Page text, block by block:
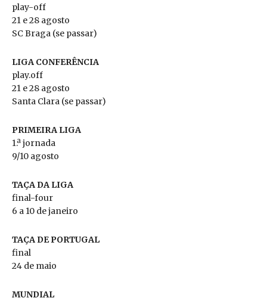
play-off
21 e 28 agosto
SC Braga (se passar)
LIGA CONFERÊNCIA
play.off
21 e 28 agosto
Santa Clara (se passar)
PRIMEIRA LIGA
1.ª jornada
9/10 agosto
TAÇA DA LIGA
final-four
6 a 10 de janeiro
TAÇA DE PORTUGAL
final
24 de maio
MUNDIAL